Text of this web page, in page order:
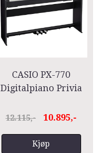
CASIO PX-770
Digitalpiano Privia
12.115,- 10.895,-
Kjøp